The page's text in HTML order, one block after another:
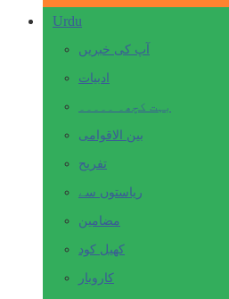
Urdu
آپ کی خبریں
ادبیات
بہت کچھ۔ ۔۔۔۔۔
بین الاقوامی
تفریح
ریاستوں سے
مضامین
کھیل کود
کاروبار